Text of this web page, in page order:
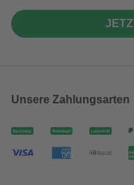
Unsere Zahlungsarten